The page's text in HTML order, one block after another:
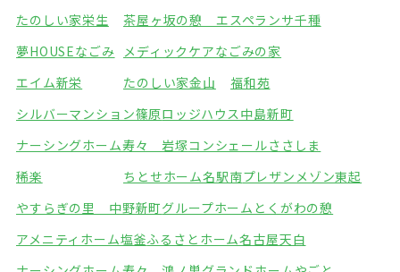
たのしい家栄生
茶屋ヶ坂の憩 エスペランサ千種
夢HOUSEなごみ
メディックケアなごみの家
エイム新栄
たのしい家金山
福和苑
シルバーマンション篠原ロッジハウス中島新町
ナーシングホーム寿々 岩塚コンシェールささしま
稀楽
ちとせホーム名駅南プレザンメゾン東起
やすらぎの里 中野新町グループホームとくがわの憩
アメニティホーム塩釜ふるさとホーム名古屋天白